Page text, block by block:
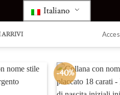
Italiano
-40%